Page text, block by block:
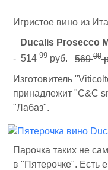
Игристое вино из
Ducalis Prosecco
- 514 99 руб. 56999
Изготовитель
принадлежит "C&C
"Лабаз".
Парочка таких не
в "Пятерочке". Есть